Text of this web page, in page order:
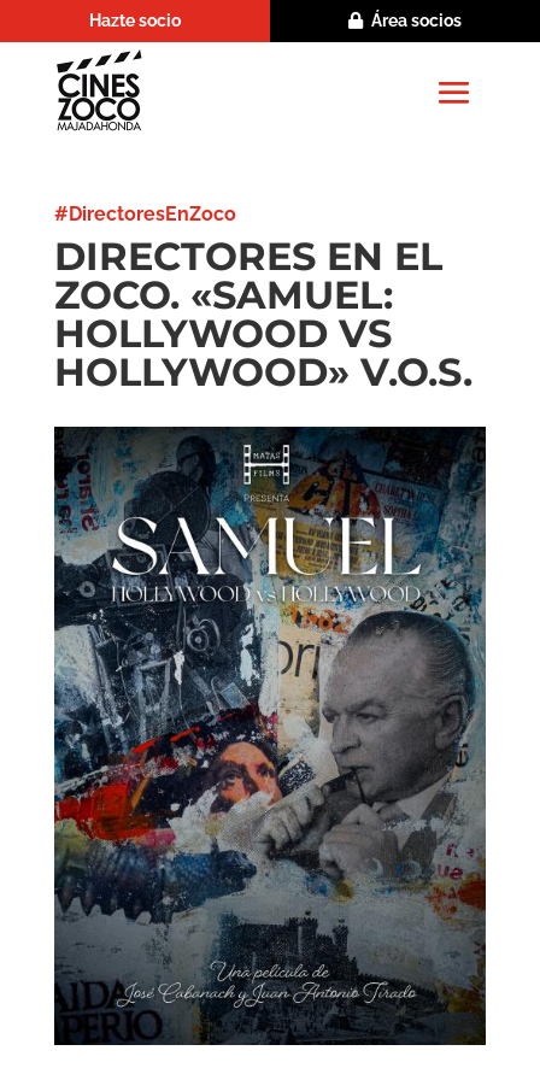
Hazte socio Área socios
#DirectoresEnZoco
DIRECTORES EN EL
ZOCO. «SAMUEL:
HOLLYWOOD VS
HOLLYWOOD» V.O.S.